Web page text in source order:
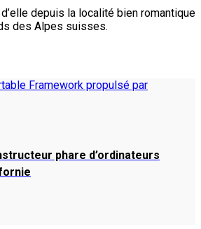
depuis la localité bien romantique
des Alpes suisses.
phare d’ordinateurs